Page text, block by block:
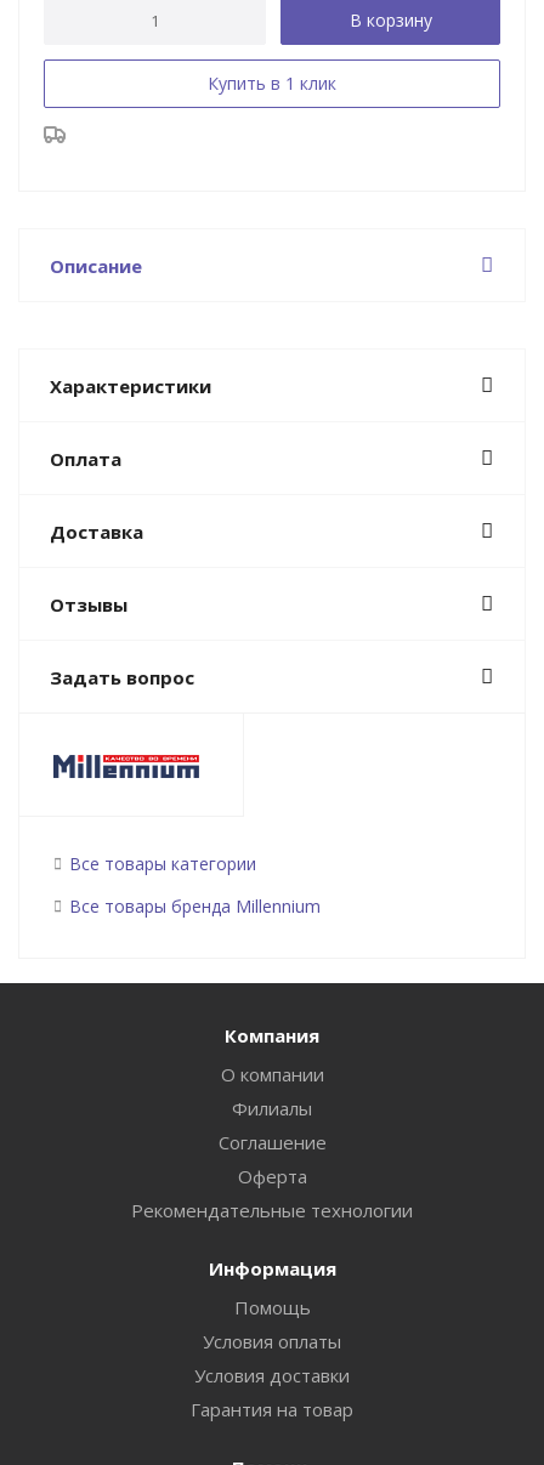
В корзину
Купить в 1 клик
Описание
Характеристики
Оплата
Доставка
Отзывы
Задать вопрос
Все товары категории
Все товары бренда Millennium
Компания
О компании
Филиалы
Соглашение
Оферта
Рекомендательные технологии
Информация
Помощь
Условия оплаты
Условия доставки
Гарантия на товар